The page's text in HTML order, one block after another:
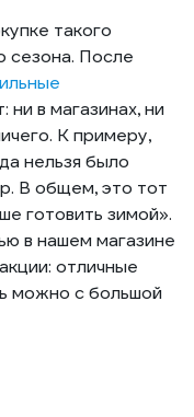
такого
сезона. После
ни в магазинах, ни
К примеру,
нельзя было
В общем, это тот
готовить зимой».
в нашем магазине
отличные
можно с большой